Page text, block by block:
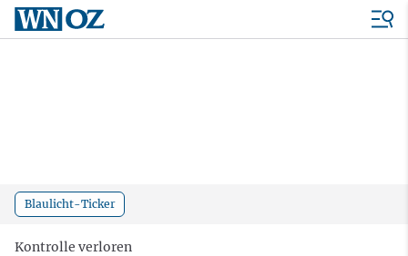
Blaulicht-Ticker
Kontrolle verloren